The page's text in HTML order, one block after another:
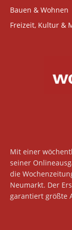
Bauen & Wohnen
Freizeit, Kultur &
Mit einer
seiner
die
Neumarkt. Der
garantiert größte